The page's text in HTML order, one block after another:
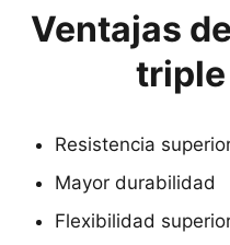
Ventajas
Resistencia
Mayor durabilidad
Flexibilidad